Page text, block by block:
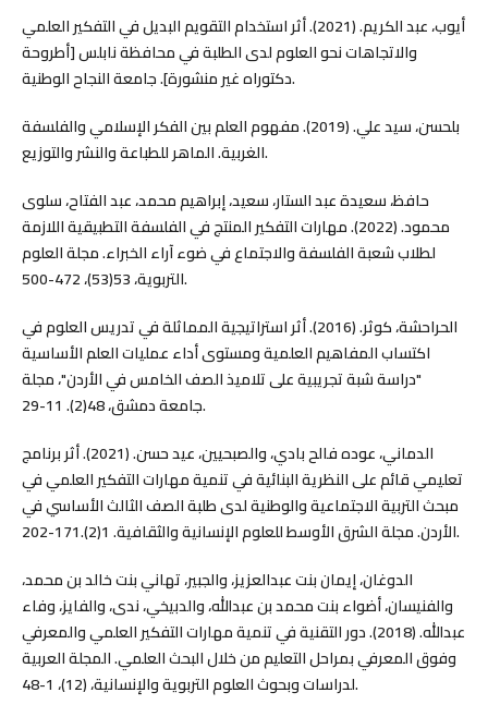
أيوب، عبد الكريم. (2021). أثر استخدام التقويم البديل في التفكير العلمي
والاتجاهات نحو العلوم لدى الطلبة في محافظة نابلس [أطروحة
دكتوراه غير منشورة]. جامعة النجاح الوطنية.
بلحسن، سيد علي. (2019). مفهوم العلم بين الفكر الإسلامي والفلسفة
الغربية. الماهر للطباعة والنشر والتوزيع.
حافظ، سعيدة عبد الستار، سعيد، إبراهيم محمد، عبد الفتاح، سلوى
محمود. (2022). مهارات التفكير المنتج في الفلسفة التطبيقية اللازمة
لطلاب شعبة الفلسفة والاجتماع في ضوء آراء الخبراء. مجلة العلوم
التربوية، 53(53)، 472-500.
الحراحشة، كوثر. (2016). أثر استراتيجية المماثلة في تدريس العلوم في
اكتساب المفاهيم العلمية ومستوى أداء عمليات العلم الأساسية
"دراسة شبة تجريبية على تلاميذ الصف الخامس في الأردن"، مجلة
جامعة دمشق، 48(2). 11-29.
الدماني، عوده فالح بادي، والصبحيين، عيد حسن. (2021). أثر برنامج
تعليمي قائم على النظرية البنائية في تنمية مهارات التفكير العلمي في
مبحث التربية الاجتماعية والوطنية لدى طلبة الصف الثالث الأساسي في
الأردن. مجلة الشرق الأوسط للعلوم الإنسانية والثقافية. 1(2).171-202.
الدوغان، إيمان بنت عبدالعزيز، والجبير، تهاني بنت خالد بن محمد،
والفنيسان، أضواء بنت محمد بن عبدالله، والدبيخي، ندى، والفايز، وفاء
عبدالله. (2018). دور التقنية في تنمية مهارات التفكير العلمي والمعرفي
وفوق المعرفي بمراحل التعليم من خلال البحث العلمي. المجلة العربية
لدراسات وبحوث العلوم التربوية والإنسانية، (12)، 1-48.